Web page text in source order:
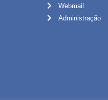
Webmail
Administração